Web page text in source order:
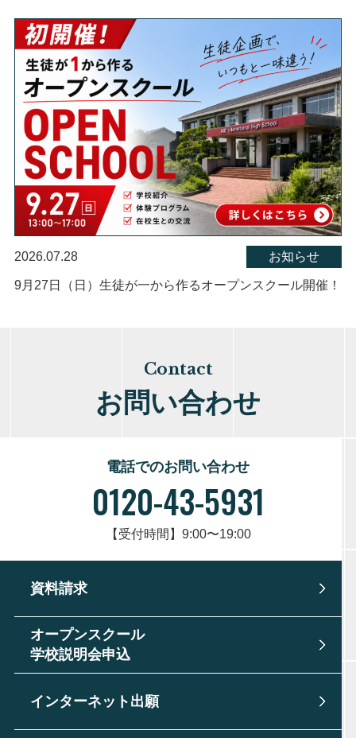
2026.07.28 お知らせ
9月27日（日）生徒が一から作るオープンスクール開催！
Contact
お問い合わせ
電話でのお問い合わせ
0120-43-5931
【受付時間】9:00〜19:00
資料請求
オープンスクール
学校説明会申込
インターネット出願